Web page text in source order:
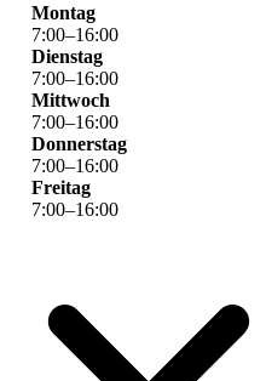
Montag
7:00–16:00
Dienstag
7:00–16:00
Mittwoch
7:00–16:00
Donnerstag
7:00–16:00
Freitag
7:00–16:00